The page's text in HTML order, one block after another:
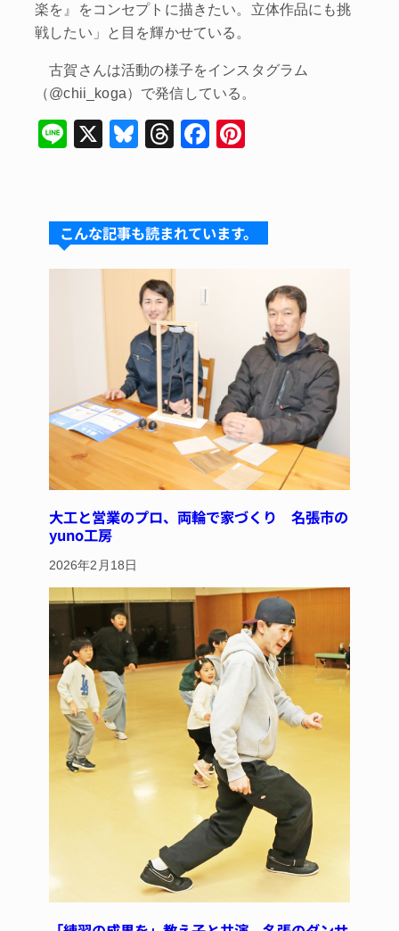
楽を』をコンセプトに描きたい。立体作品にも挑
戦したい」と目を輝かせている。
古賀さんは活動の様子をインスタグラム
（@chii_koga）で発信している。
Li
X
Bl
s
k
y
T
a
d
s
F
e
b
e
st
こんな記事も読まれています。
大工と営業のプロ、両輪で家づくり 名張市の
yuno工房
2026年2月18日